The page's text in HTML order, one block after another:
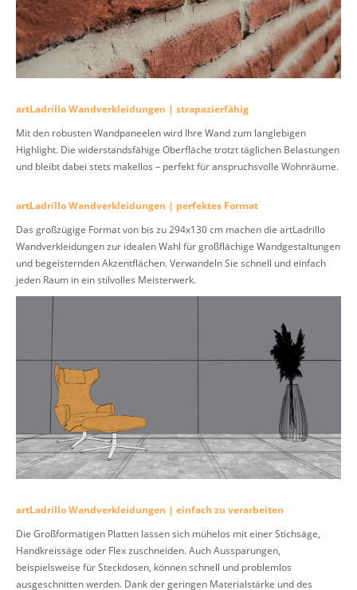
artLadrillo Wandverkleidungen | strapazierfähig
Mit den robusten Wandpaneelen wird Ihre Wand zum langlebigen
Highlight. Die widerstandsfähige Oberfläche trotzt täglichen Belastungen
und bleibt dabei stets makellos – perfekt für anspruchsvolle Wohnräume.
artLadrillo Wandverkleidungen | perfektes Format
Das großzügige Format von bis zu 294x130 cm machen die artLadrillo
Wandverkleidungen zur idealen Wahl für großflächige Wandgestaltungen
und begeisternden Akzentflächen. Verwandeln Sie schnell und einfach
jeden Raum in ein stilvolles Meisterwerk.
artLadrillo Wandverkleidungen | einfach zu verarbeiten
Die Großformatigen Platten lassen sich mühelos mit einer Stichsäge,
Handkreissäge oder Flex zuschneiden. Auch Aussparungen,
beispielsweise für Steckdosen, können schnell und problemlos
ausgeschnitten werden. Dank der geringen Materialstärke und des